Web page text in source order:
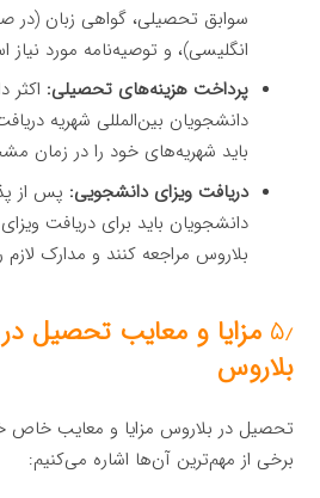
سوابق تحصیلی، گواهی زبان (در
انگلیسی)، و توصیه‌نامه مورد
پرداخت هزینه‌های تحصیلی: اکثر
دانشجویان بین‌المللی شهریه
باید شهریه‌های خود را در زمان
دریافت ویزای دانشجویی: پس از
دانشجویان باید برای دریافت
بلاروس مراجعه کنند و مدارک لازم
۵٫ مزایا و معایب تحصیل
بلاروس
تحصیل در بلاروس مزایا و معایب خاص
برخی از مهم‌ترین آن‌ها اشاره می‌کنیم: